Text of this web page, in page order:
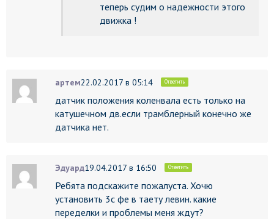
теперь судим о надежности этого
движка !
артем22.02.2017 в 05:14 Ответить
датчик положения коленвала есть только на
катушечном дв.если трамблерный конечно же
датчика нет.
Эдуард19.04.2017 в 16:50 Ответить
Ребята подскажите пожалуста. Хочю
установить 3с фе в таету левин. какие
переделки и проблемы меня ждут?